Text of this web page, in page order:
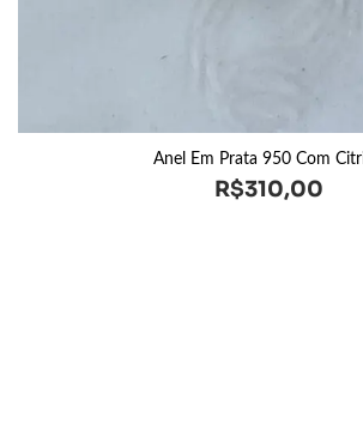
Anel Em Prata 950 Com
R$310,00